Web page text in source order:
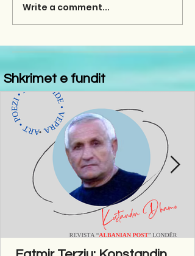
Write a comment...
Shkrimet e fundit